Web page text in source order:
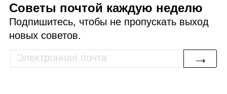
Советы почтой каждую неделю
Подпишитесь, чтобы не пропускать выход
новых советов.
→